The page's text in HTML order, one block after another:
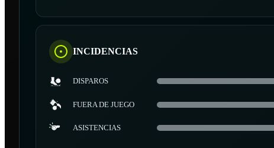
INCIDENCIAS
DISPAROS
FUERA DE JUEGO
ASISTENCIAS